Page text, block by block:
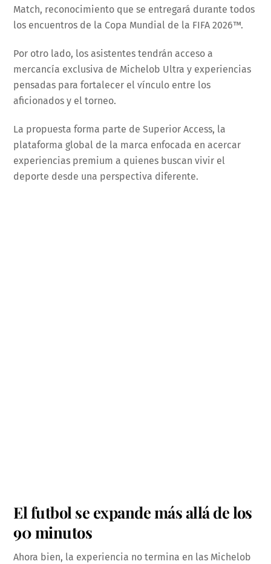
Match, reconocimiento que se entregará durante todos
los encuentros de la Copa Mundial de la FIFA 2026™.
Por otro lado, los asistentes tendrán acceso a
mercancía exclusiva de Michelob Ultra y experiencias
pensadas para fortalecer el vínculo entre los
aficionados y el torneo.
La propuesta forma parte de Superior Access, la
plataforma global de la marca enfocada en acercar
experiencias premium a quienes buscan vivir el
deporte desde una perspectiva diferente.
El futbol se expande más allá de los
90 minutos
Ahora bien, la experiencia no termina en las Michelob